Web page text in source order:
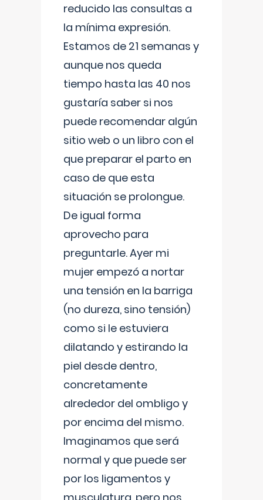
reducido las consultas a
la mínima expresión.
Estamos de 21 semanas y
aunque nos queda
tiempo hasta las 40 nos
gustaría saber si nos
puede recomendar algún
sitio web o un libro con el
que preparar el parto en
caso de que esta
situación se prolongue.
De igual forma
aprovecho para
preguntarle. Ayer mi
mujer empezó a nortar
una tensión en la barriga
(no dureza, sino tensión)
como si le estuviera
dilatando y estirando la
piel desde dentro,
concretamente
alrededor del ombligo y
por encima del mismo.
Imaginamos que será
normal y que puede ser
por los ligamentos y